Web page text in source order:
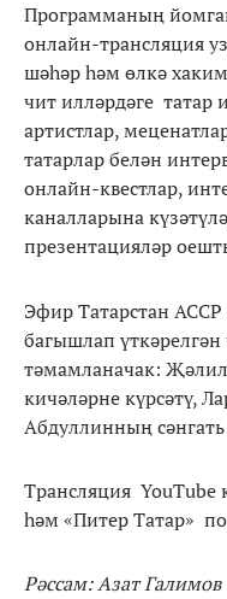
Программаның
онлайн-трансляция
шәһәр һәм өлкә
чит илләрдәге татар
артистлар,
татарлар белән
онлайн-квестлар,
каналларына
презентацияләр
Эфир Татарстан
багышлап үткәрелгән
тәмамланачак:
кичәләрне күрсәтү,
Абдуллинның
Трансляция YouTube
һәм «Питер Татар»
Рәссам: Азат Галимов